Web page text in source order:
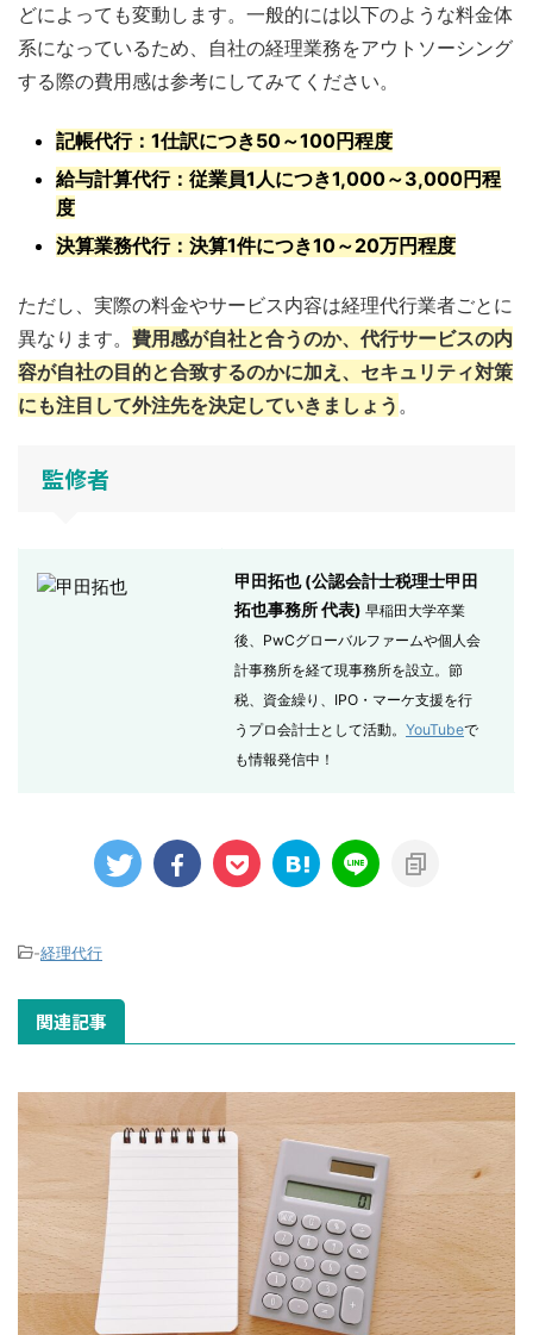
どによっても変動します。一般的には以下のような料金体
系になっているため、自社の経理業務をアウトソーシング
する際の費用感は参考にしてみてください。
記帳代行：1仕訳につき50～100円程度
給与計算代行：従業員1人につき1,000～3,000円程
度
決算業務代行：決算1件につき10～20万円程度
ただし、実際の料金やサービス内容は経理代行業者ごとに
異なります。 費用感が自社と合うのか、代行サービスの内
容が自社の目的と合致するのかに加え、セキュリティ対策
にも注目して外注先を決定していきましょう 。
監修者
甲田拓也 (公認会計士税理士甲田
拓也事務所 代表) 早稲田大学卒業
後、PwCグローバルファームや個人会
計事務所を経て現事務所を設立。節
税、資金繰り、IPO・マーケ支援を行
うプロ会計士として活動。 YouTubeで
も情報発信中！
-経理代行
関連記事